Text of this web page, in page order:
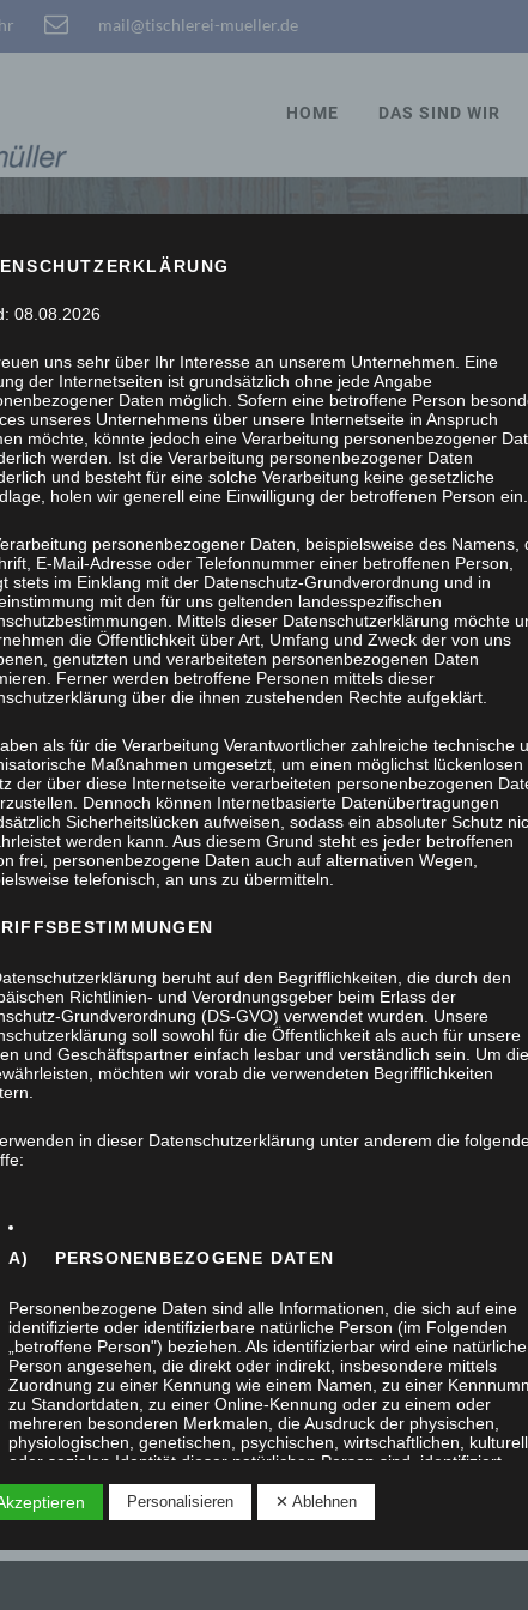
mail@tischlerei-mueller.de
HOME DAS SIND WIR
WIR
08.08.2026
uns sehr über Ihr Interesse an unserem Unternehmen. Eine
der Internetseiten ist grundsätzlich ohne jede Angabe
Daten möglich. Sofern eine betroffene Person
unseres Unternehmens über unsere Internetseite in Anspruch
möchte, könnte jedoch eine Verarbeitung personenbezogener
werden. Ist die Verarbeitung personenbezogener Daten
und besteht für eine solche Verarbeitung keine gesetzliche
holen wir generell eine Einwilligung der betroffenen Person ein.
personenbezogener Daten, beispielsweise des Namens,
E-Mail-Adresse oder Telefonnummer einer betroffenen Person,
stets im Einklang mit der Datenschutz-Grundverordnung und in
mit den für uns geltenden landesspezifischen
Mittels dieser Datenschutzerklärung möchte
die Öffentlichkeit über Art, Umfang und Zweck der von uns
genutzten und verarbeiteten personenbezogenen Daten
Ferner werden betroffene Personen mittels dieser
über die ihnen zustehenden Rechte aufgeklärt.
als für die Verarbeitung Verantwortlicher zahlreiche technische
Maßnahmen umgesetzt, um einen möglichst lückenlosen
der über diese Internetseite verarbeiteten personenbezogenen
Dennoch können Internetbasierte Datenübertragungen
Sicherheitslücken aufweisen, sodass ein absoluter Schutz
werden kann. Aus diesem Grund steht es jeder betroffenen
frei, personenbezogene Daten auch auf alternativen Wegen,
telefonisch, an uns zu übermitteln.
beruht auf den Begrifflichkeiten, die durch den
Richtlinien- und Verordnungsgeber beim Erlass der
Grundverordnung (DS-GVO) verwendet wurden. Unsere
soll sowohl für die Öffentlichkeit als auch für unsere
und Geschäftspartner einfach lesbar und verständlich sein. Um
möchten wir vorab die verwendeten Begrifflichkeiten
in dieser Datenschutzerklärung unter anderem die
A) PERSONENBEZOGENE DATEN
Personenbezogene Daten sind alle Informationen, die sich auf eine
identifizierte oder identifizierbare natürliche Person (im Folgenden
„betroffene Person") beziehen. Als identifizierbar wird eine natürliche
Person angesehen, die direkt oder indirekt, insbesondere mittels
Zuordnung zu einer Kennung wie einem Namen, zu einer
zu Standortdaten, zu einer Online-Kennung oder zu einem oder
mehreren besonderen Merkmalen, die Ausdruck der physischen,
physiologischen, genetischen, psychischen, wirtschaftlichen,
oder sozialen Identität dieser natürlichen Person sind, identifiziert
werden kann.
Personalisieren ✕ Ablehnen